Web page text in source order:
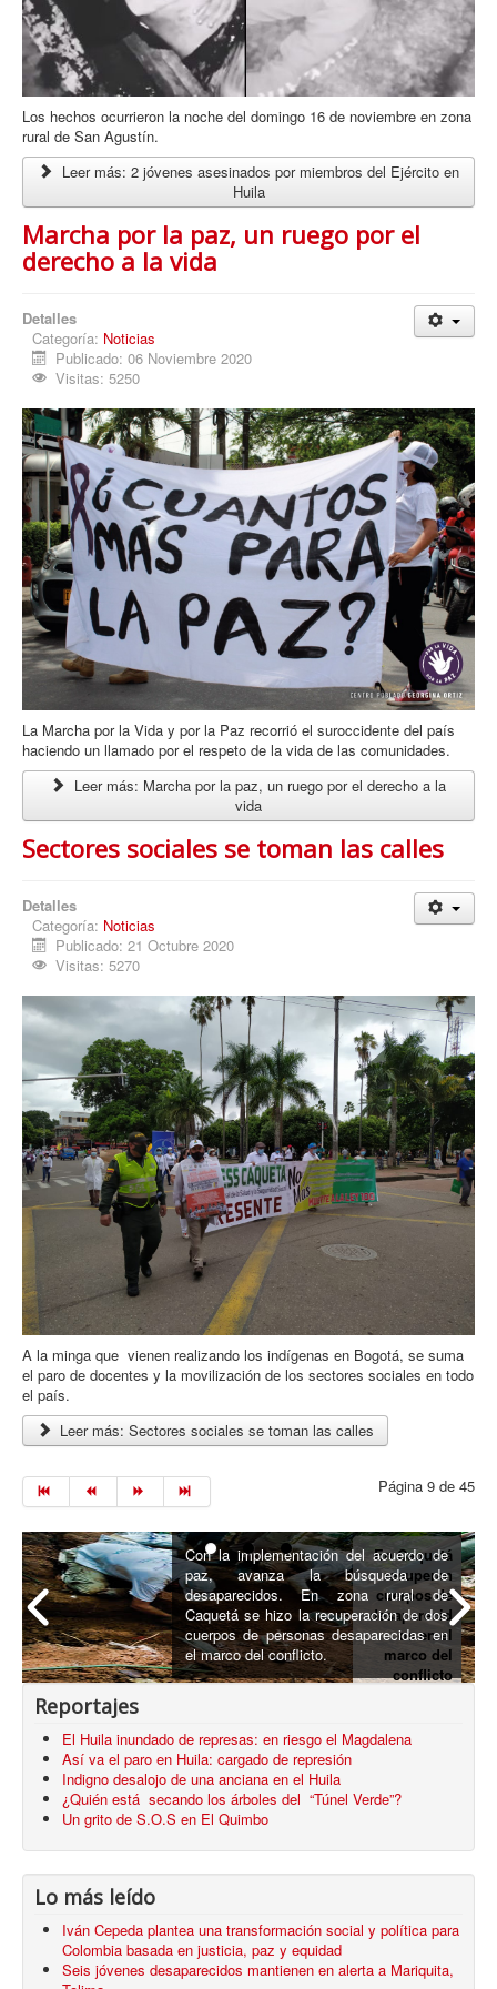
Los hechos ocurrieron la noche del domingo 16 de noviembre en zona
rural de San Agustín.
Leer más: 2 jóvenes asesinados por miembros del Ejército en
Huila
Marcha por la paz, un ruego por el
derecho a la vida
Detalles
Categoría: Noticias
Publicado: 06 Noviembre 2020
Visitas: 5250
La Marcha por la Vida y por la Paz recorrió el suroccidente del país
haciendo un llamado por el respeto de la vida de las comunidades.
Leer más: Marcha por la paz, un ruego por el derecho a la
vida
Sectores sociales se toman las calles
Detalles
Categoría: Noticias
Publicado: 21 Octubre 2020
Visitas: 5270
A la minga que vienen realizando los indígenas en Bogotá, se suma
el paro de docentes y la movilización de los sectores sociales en todo
el país.
Leer más: Sectores sociales se toman las calles
Página 9 de 45
En Caquetá
recuperan
cuerpos de
desaparecid
os en el
marco del
conflicto
Con la implementación del acuerdo de
paz, avanza la búsqueda de
desaparecidos. En zona rural de
Caquetá se hizo la recuperación de dos
cuerpos de personas desaparecidas en
el marco del conflicto.
Reportajes
El Huila inundado de represas: en riesgo el Magdalena
Así va el paro en Huila: cargado de represión
Indigno desalojo de una anciana en el Huila
¿Quién está secando los árboles del “Túnel Verde”?
Un grito de S.O.S en El Quimbo
Lo más leído
Iván Cepeda plantea una transformación social y política para
Colombia basada en justicia, paz y equidad
Seis jóvenes desaparecidos mantienen en alerta a Mariquita,